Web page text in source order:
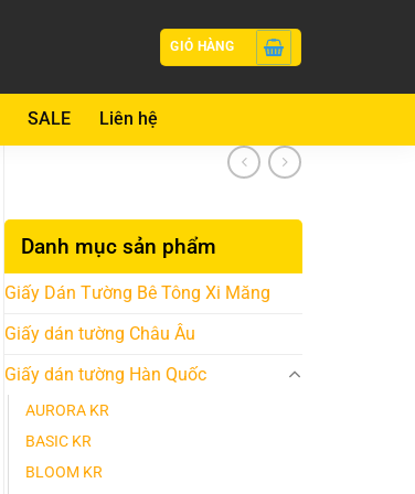
GIỎ HÀNG
SALE Liên hệ
Danh mục sản phẩm
Giấy Dán Tường Bê Tông Xi Măng
Giấy dán tường Châu Âu
Giấy dán tường Hàn Quốc
AURORA KR
BASIC KR
BLOOM KR